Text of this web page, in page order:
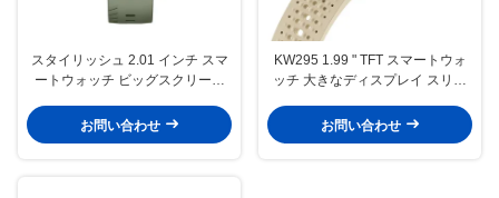
スタイリッシュ 2.01 インチ スマ
ートウォッチ ビッグスクリーン
ォッチ AMOLEDディスプレイ
お問い合わせ
KW295 1.99 " TFT スマートウォ
ッチ 大きなディスプレイ スリム
ウォッチ 大きな画面
お問い合わせ